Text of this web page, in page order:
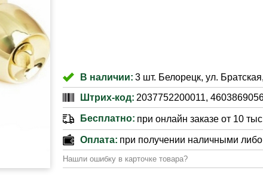
В наличии: 3 шт. Белорецк, ул.
Штрих-код: 2037752200011,
Бесплатно: при онлайн заказе от 10
Оплата: при получении наличными либо
Нашли ошибку в карточке товара?